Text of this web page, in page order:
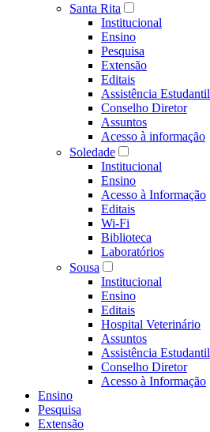
Santa Rita
Institucional
Ensino
Pesquisa
Extensão
Editais
Assistência Estudantil
Conselho Diretor
Assuntos
Acesso à informação
Soledade
Institucional
Ensino
Acesso à Informação
Editais
Wi-Fi
Biblioteca
Laboratórios
Sousa
Institucional
Ensino
Editais
Hospital Veterinário
Assuntos
Assistência Estudantil
Conselho Diretor
Acesso à Informação
Ensino
Pesquisa
Extensão